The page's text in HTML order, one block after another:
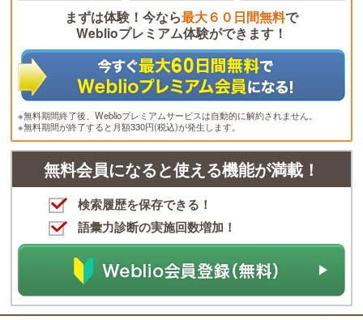
まずは体験！今なら最大６０日間無料で
Weblioプレミアム体験ができます！
※無料期間終了後、Weblioプレミアムサービスは自動的に解約されません。
※無料期間が終了すると月額330円(税込)が発生します。
無料会員になると使える機能が満載！
検索履歴を保存できる！
語彙力診断の実施回数増加！